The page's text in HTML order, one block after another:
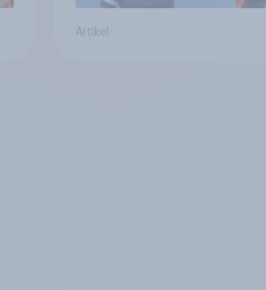
Artikel